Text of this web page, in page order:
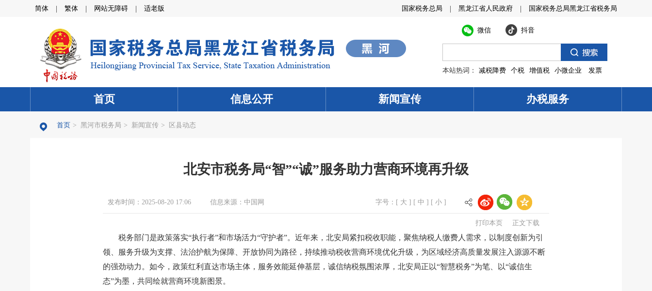
简体 | 繁体 | 网站无障碍 | 适老版 国家税务总局黑龙江省税务局
|
黑龙江省人民政府
|
国家税务总局
微信 抖音
本站热词： 减税降费 个税 增值税 小微企业 发票
首页 信息公开 新闻宣传 办税服务
首页 > 黑河市税务局 > 新闻宣传 > 区县动态
北安市税务局“智”“诚”服务助力营商环境再升级
发布时间：2025-08-20 17:06 信息来源： 中国网 字号：[ 大 ] [ 中 ] [ 小 ]
打印本页 正文下载
税务部门是政策落实“执行者”和市场活力“守护者”。近年来，北安局紧扣税收职能，聚焦纳税人缴费人需求，以制度创新为引
领、服务升级为支撑、法治护航为保障、开放协同为路径，持续推动税收营商环境优化升级，为区域经济高质量发展注入源源不断
的强劲动力。如今，政策红利直达市场主体，服务效能延伸基层，诚信纳税氛围浓厚，北安局正以“智慧税务”为笔、以“诚信生
态”为墨，共同绘就营商环境新图景。